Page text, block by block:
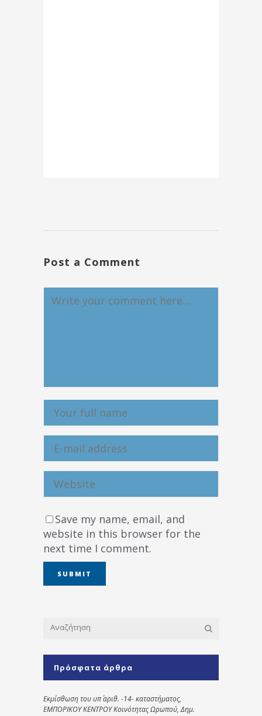
Post a Comment
Save my name, email, and
website in this browser for the
next time I comment.
Πρόσφατα άρθρα
Εκμίσθωση του υπ΄ αριθ. -14- καταστήματος,
ΕΜΠΟΡΙΚΟΥ ΚΕΝΤΡΟΥ Κοινότητας Ωρωπού, Δημ.